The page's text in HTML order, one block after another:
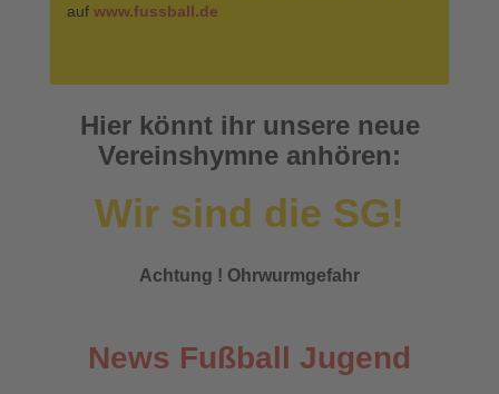
auf www.fussball.de
Hier könnt ihr unsere neue
Vereinshymne anhören:
Wir sind die SG!
Achtung ! Ohrwurmgefahr
News Fußball Jugend